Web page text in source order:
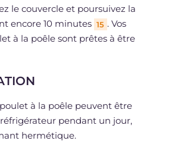
le couvercle et poursuivez la
encore 10 minutes 15 . Vos
à la poêle sont prêtes à être
à la poêle peuvent être
pendant un jour,
hermétique.